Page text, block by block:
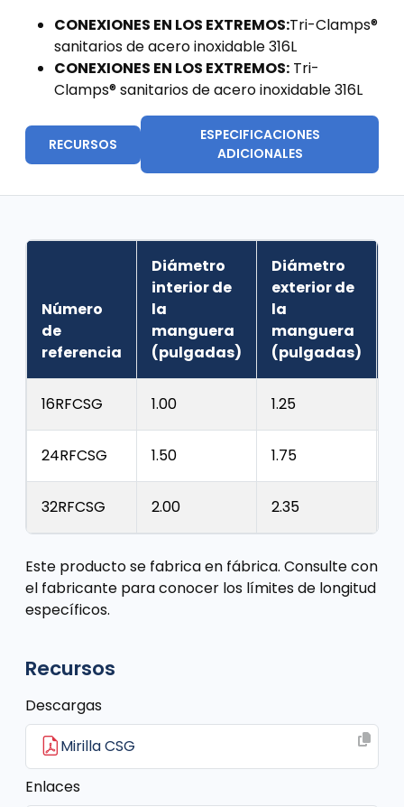
CONEXIONES EN LOS EXTREMOS:Tri-Clamps®
sanitarios de acero inoxidable 316L
CONEXIONES EN LOS EXTREMOS: Tri-
Clamps® sanitarios de acero inoxidable 316L
RECURSOS
ESPECIFICACIONES
ADICIONALES
Número
de
referencia
Diámetro
interior de
la
manguera
(pulgadas)
Diámetro
exterior de
la
manguera
(pulgadas)
16RFCSG 1.00 1.25
24RFCSG 1.50 1.75
32RFCSG 2.00 2.35
Este producto se fabrica en fábrica. Consulte con
el fabricante para conocer los límites de longitud
específicos.
Recursos
Descargas
Mirilla CSG
Enlaces